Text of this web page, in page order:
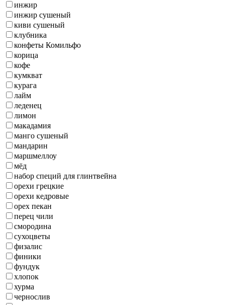
инжир
инжир сушеный
киви сушеный
клубника
конфеты Комильфо
корица
кофе
кумкват
курага
лайм
леденец
лимон
макадамия
манго сушеный
мандарин
маршмеллоу
мёд
набор специй для глинтвейна
орехи грецкие
орехи кедровые
орех пекан
перец чили
смородина
сухоцветы
физалис
финики
фундук
хлопок
хурма
чернослив